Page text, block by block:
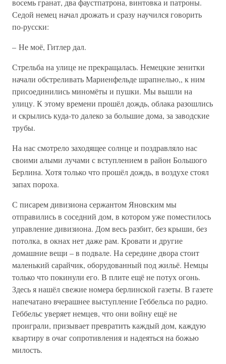
восемь гранат, два фаустпатрона, винтовка и патроны.
Седой немец начал дрожать и сразу научился говорить
по-русски:
– Не моё, Гитлер дал.
Стрельба на улице не прекращалась. Немецкие зенитки
начали обстреливать Мариенфельде шрапнелью,, к ним
присоединились миномёты и пушки. Мы вышли на
улицу. К этому времени прошёл дождь, облака разошлись
и скрылись куда-то далеко за большие дома, за заводские
трубы.
На нас смотрело заходящее солнце и поздравляло нас
своими алыми лучами с вступлением в район Большого
Берлина. Хотя только что прошёл дождь, в воздухе стоял
запах пороха.
С писарем дивизиона сержантом Яновским мы
отправились в соседний дом, в котором уже поместилось
управление дивизиона. Дом весь разбит, без крыши, без
потолка, в окнах нет даже рам. Кровати и другие
домашние вещи – в подвале. На середине двора стоит
маленький сарайчик, оборудованный под жильё. Немцы
только что покинули его. В плите ещё не потух огонь.
Здесь я нашёл свежие номера берлинской газеты. В газете
напечатано вчерашнее выступление Геббельса по радио.
Геббельс уверяет немцев, что они войну ещё не
проиграли, призывает превратить каждый дом, каждую
квартиру в очаг сопротивления и надеяться на божью
милость.